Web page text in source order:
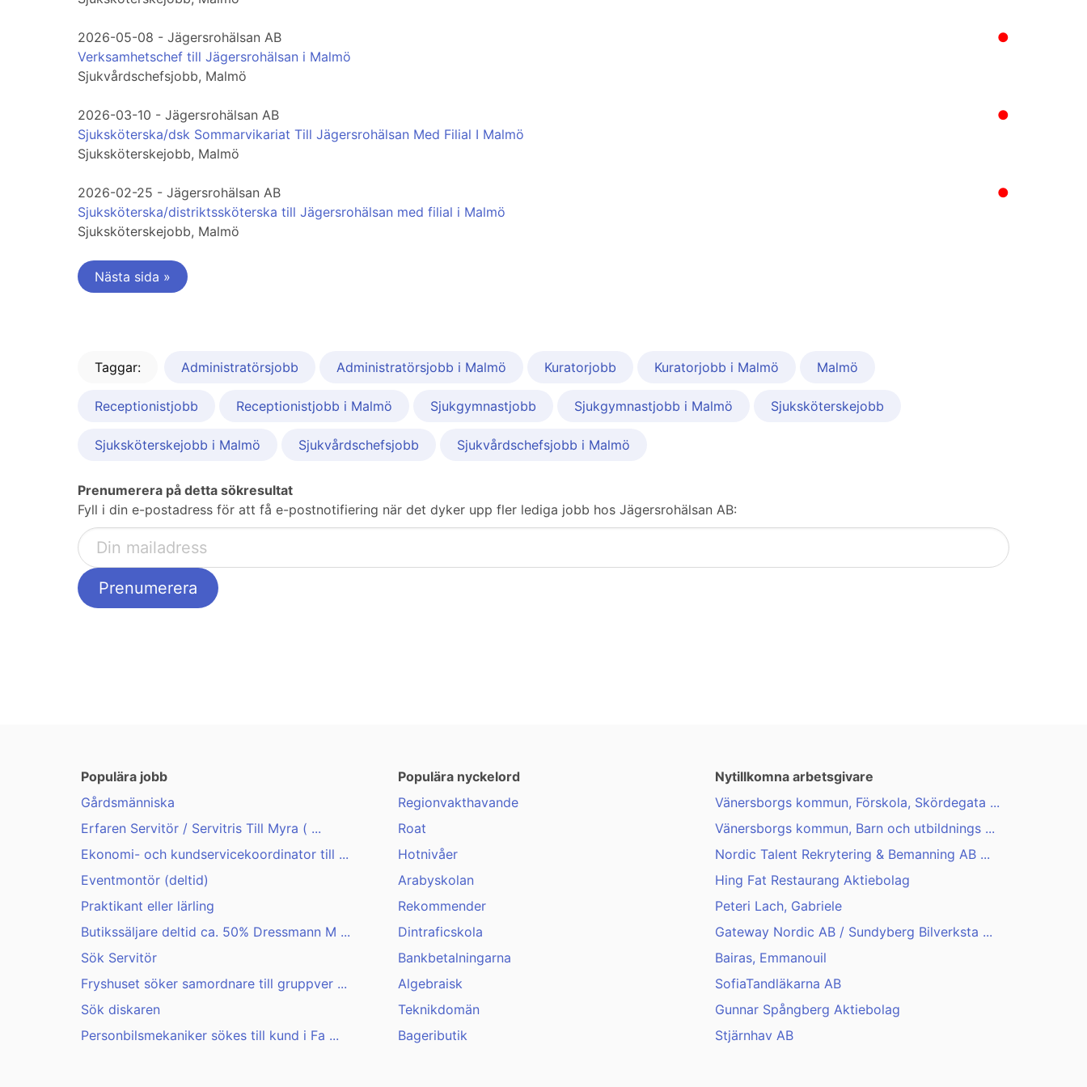
●
2026-05-08 - Jägersrohälsan AB
Verksamhetschef till Jägersrohälsan i Malmö
Sjukvårdschefsjobb, Malmö
●
2026-03-10 - Jägersrohälsan AB
Sjuksköterska/dsk Sommarvikariat Till Jägersrohälsan Med Filial I Malmö
Sjuksköterskejobb, Malmö
●
2026-02-25 - Jägersrohälsan AB
Sjuksköterska/distriktssköterska till Jägersrohälsan med filial i Malmö
Sjuksköterskejobb, Malmö
Nästa sida »
Taggar: Administratörsjobb Administratörsjobb i Malmö Kuratorjobb Kuratorjobb i Malmö Malmö
Receptionistjobb Receptionistjobb i Malmö Sjukgymnastjobb Sjukgymnastjobb i Malmö Sjuksköterskejobb
Sjuksköterskejobb i Malmö Sjukvårdschefsjobb Sjukvårdschefsjobb i Malmö
Prenumerera på detta sökresultat
Fyll i din e-postadress för att få e-postnotifiering när det dyker upp fler lediga jobb hos Jägersrohälsan AB:
Populära jobb
Gårdsmänniska
Erfaren Servitör / Servitris Till Myra ( ...
Ekonomi- och kundservicekoordinator till ...
Eventmontör (deltid)
Praktikant eller lärling
Butikssäljare deltid ca. 50% Dressmann M ...
Sök Servitör
Fryshuset söker samordnare till gruppver ...
Sök diskaren
Personbilsmekaniker sökes till kund i Fa ...
Populära nyckelord
Regionvakthavande
Roat
Hotnivåer
Arabyskolan
Rekommender
Dintraficskola
Bankbetalningarna
Algebraisk
Teknikdomän
Bageributik
Nytillkomna arbetsgivare
Vänersborgs kommun, Förskola, Skördegata ...
Vänersborgs kommun, Barn och utbildnings ...
Nordic Talent Rekrytering & Bemanning AB ...
Hing Fat Restaurang Aktiebolag
Peteri Lach, Gabriele
Gateway Nordic AB / Sundyberg Bilverksta ...
Bairas, Emmanouil
SofiaTandläkarna AB
Gunnar Spångberg Aktiebolag
Stjärnhav AB